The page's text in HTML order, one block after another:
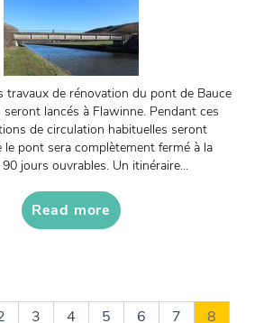
travaux de rénovation du pont de Bauce
seront lancés à Flawinne. Pendant ces
de circulation habituelles seront
le pont sera complètement fermé à la
jours ouvrables. Un itinéraire...
Read more
3 4 5 6 7
8